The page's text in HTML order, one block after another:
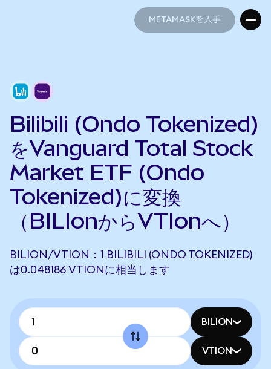
METAMASKを入手
Bilibili (Ondo Tokenized)
をVanguard Total Stock
Market ETF (Ondo
Tokenized)に変換
（BILIonからVTIonへ）
BILION/VTION：1 BILIBILI (ONDO TOKENIZED)
は0.048186 VTIONに相当します
BILION
VTION